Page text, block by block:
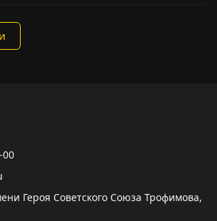
00
Героя Советского Союза Трофимова,